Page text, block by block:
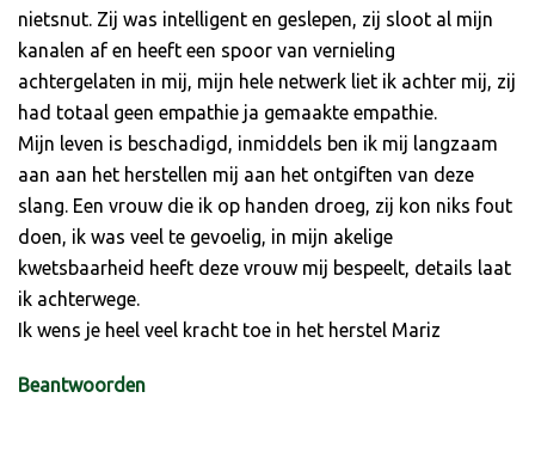
nietsnut. Zij was intelligent en geslepen, zij sloot al mijn
kanalen af en heeft een spoor van vernieling
achtergelaten in mij, mijn hele netwerk liet ik achter mij, zij
had totaal geen empathie ja gemaakte empathie.
Mijn leven is beschadigd, inmiddels ben ik mij langzaam
aan aan het herstellen mij aan het ontgiften van deze
slang. Een vrouw die ik op handen droeg, zij kon niks fout
doen, ik was veel te gevoelig, in mijn akelige
kwetsbaarheid heeft deze vrouw mij bespeelt, details laat
ik achterwege.
Ik wens je heel veel kracht toe in het herstel Mariz
Beantwoorden